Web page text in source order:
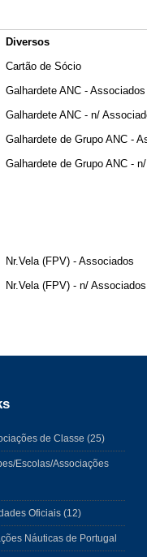
Diversos
Cartão de Sócio
Galhardete ANC - Associados
Galhardete ANC - n/
Galhardete de Grupo ANC -
Galhardete de Grupo ANC -
Nr.Vela (FPV) - Associados
Nr.Vela (FPV) - n/ Associados
de Classe (25)
Escolas/Associações
Oficiais (12)
Náuticas de Portugal